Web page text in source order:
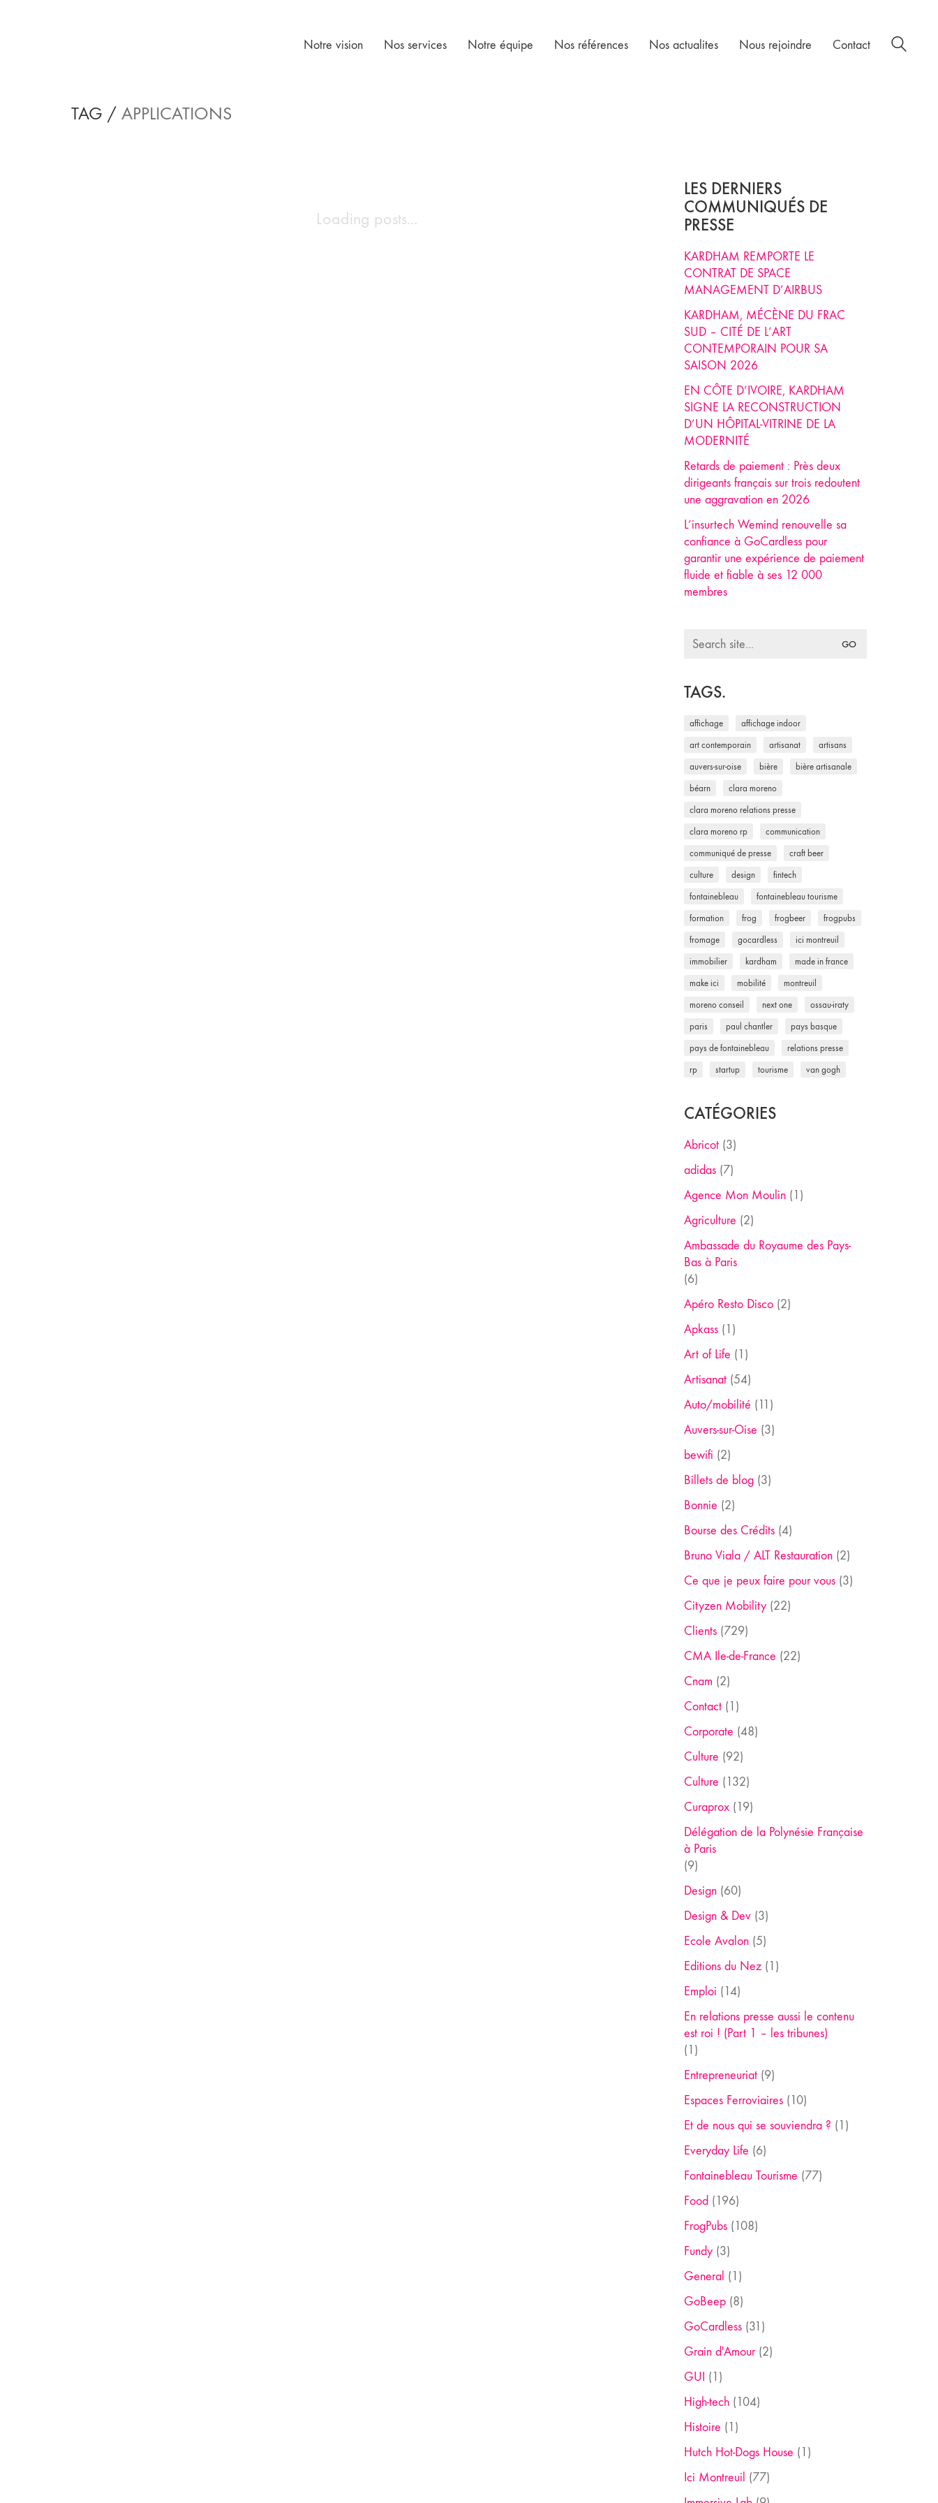
Notre vision Nos services Notre équipe Nos références Nos actualites Nous rejoindre Contact
TAG / APPLICATIONS
Loading posts...
LES DERNIERS
COMMUNIQUÉS DE
PRESSE
KARDHAM REMPORTE LE
CONTRAT DE SPACE
MANAGEMENT D’AIRBUS
KARDHAM, MÉCÈNE DU FRAC
SUD – CITÉ DE L’ART
CONTEMPORAIN POUR SA
SAISON 2026
EN CÔTE D’IVOIRE, KARDHAM
SIGNE LA RECONSTRUCTION
D’UN HÔPITAL-VITRINE DE LA
MODERNITÉ
Retards de paiement : Près deux
dirigeants français sur trois redoutent
une aggravation en 2026
L’insurtech Wemind renouvelle sa
confiance à GoCardless pour
garantir une expérience de paiement
fluide et fiable à ses 12 000
membres
Search
TAGS.
affichage affichage indoor
art contemporain artisanat artisans
auvers-sur-oise bière bière artisanale
béarn clara moreno
clara moreno relations presse
clara moreno rp communication
communiqué de presse craft beer
culture design fintech
fontainebleau fontainebleau tourisme
formation frog frogbeer frogpubs
fromage gocardless ici montreuil
immobilier kardham made in france
make ici mobilité montreuil
moreno conseil next one ossau-iraty
paris paul chantler pays basque
pays de fontainebleau relations presse
rp startup tourisme van gogh
CATÉGORIES
Abricot(3)
adidas(7)
Agence Mon Moulin(1)
Agriculture (2)
Ambassade du Royaume des Pays-
Bas à Paris
(6)
Apéro Resto Disco(2)
Apkass(1)
Art of Life (1)
Artisanat(54)
Auto/mobilité (11)
Auvers-sur-Oise (3)
bewifi (2)
Billets de blog(3)
Bonnie (2)
Bourse des Crédits(4)
Bruno Viala / ALT Restauration(2)
Ce que je peux faire pour vous(3)
Cityzen Mobility(22)
Clients(729)
CMA Ile-de-France (22)
Cnam (2)
Contact(1)
Corporate (48)
Culture (92)
Culture (132)
Curaprox(19)
Délégation de la Polynésie Française
à Paris
(9)
Design(60)
Design & Dev(3)
Ecole Avalon(5)
Editions du Nez(1)
Emploi (14)
En relations presse aussi le contenu
est roi ! (Part 1 – les tribunes)
(1)
Entrepreneuriat(9)
Espaces Ferroviaires(10)
Et de nous qui se souviendra ? (1)
Everyday Life (6)
Fontainebleau Tourisme (77)
Food (196)
FrogPubs(108)
Fundy(3)
General (1)
GoBeep(8)
GoCardless(31)
Grain d'Amour(2)
GUI (1)
High-tech(104)
Histoire (1)
Hutch Hot-Dogs House (1)
Ici Montreuil (77)